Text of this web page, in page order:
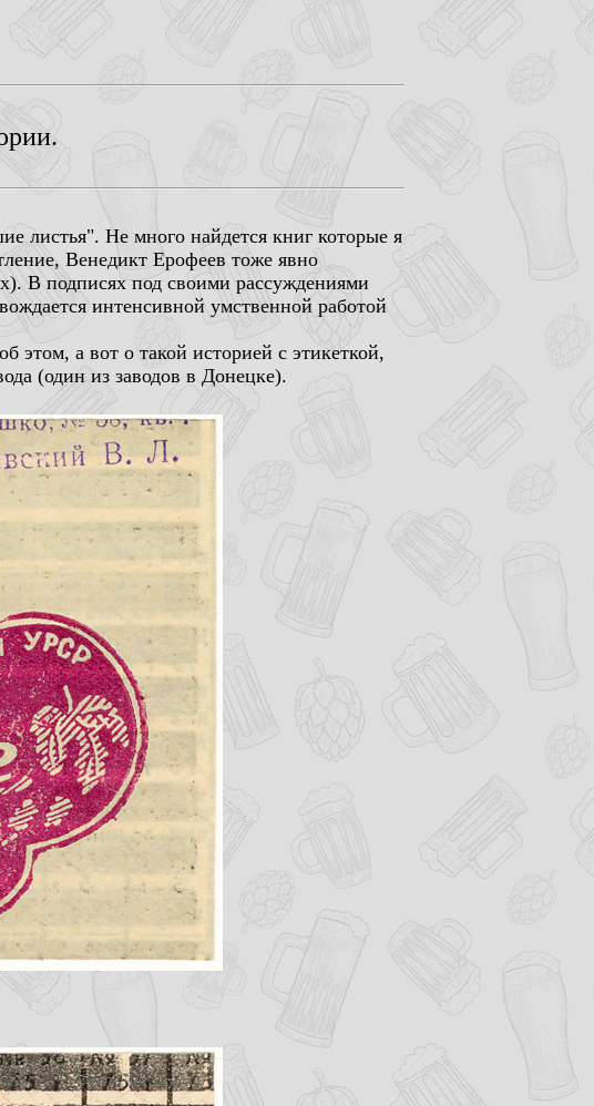
листья". Не много найдется книг которые я
Венедикт Ерофеев тоже явно
В подписях под своими рассуждениями
интенсивной умственной работой
этом, а вот о такой историей с этикеткой,
(один из заводов в Донецке).